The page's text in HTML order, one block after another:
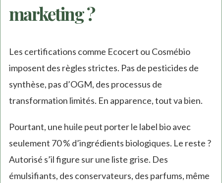
marketing ?
Les certifications comme Ecocert ou Cosmébio
imposent des règles strictes. Pas de pesticides de
synthèse, pas d’OGM, des processus de
transformation limités. En apparence, tout va bien.
Pourtant, une huile peut porter le label bio avec
seulement 70 % d’ingrédients biologiques. Le reste ?
Autorisé s’il figure sur une liste grise. Des
émulsifiants, des conservateurs, des parfums, même